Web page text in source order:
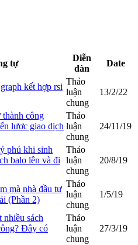
tự
Diễn
đàn
Date
kết hợp rsi
Thảo
luận
chung
13/2/22
thành công
lược giao dịch
Thảo
luận
chung
24/11/19
phú khi sinh
balo lên và đi
Thảo
luận
chung
20/8/19
mà nhà đầu tư
(Phần 2)
Thảo
luận
chung
1/5/19
nhiều sách
Đây có
Thảo
luận
chung
27/3/19